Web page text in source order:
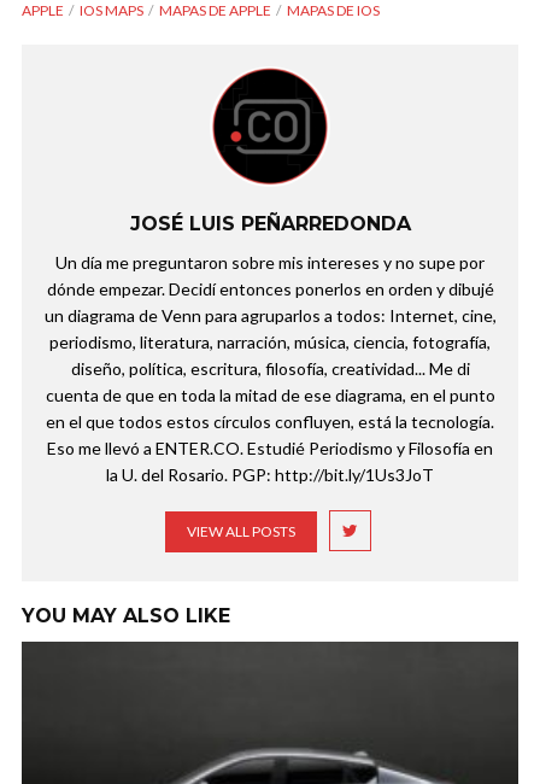
APPLE
IOS MAPS MAPAS DE APPLE MAPAS DE IOS
JOSÉ LUIS PEÑARREDONDA
Un día me preguntaron sobre mis intereses y no supe por
dónde empezar. Decidí entonces ponerlos en orden y dibujé
un diagrama de Venn para agruparlos a todos: Internet, cine,
periodismo, literatura, narración, música, ciencia, fotografía,
diseño, política, escritura, filosofía, creatividad... Me di
cuenta de que en toda la mitad de ese diagrama, en el punto
en el que todos estos círculos confluyen, está la tecnología.
Eso me llevó a ENTER.CO. Estudié Periodismo y Filosofía en
la U. del Rosario. PGP: http://bit.ly/1Us3JoT
VIEW ALL POSTS
YOU MAY ALSO LIKE